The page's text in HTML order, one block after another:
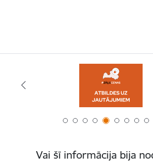
Vai šī informācija bija